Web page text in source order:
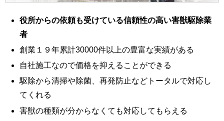
役所からの依頼も受けている信頼性の高い害獣駆除業
者
創業１９年累計30000件以上の豊富な実績がある
自社施工なので価格を抑えることができる
駆除から清掃や除菌、再発防止などトータルで対応し
てくれる
害獣の種類が分からなくても対応してもらえる